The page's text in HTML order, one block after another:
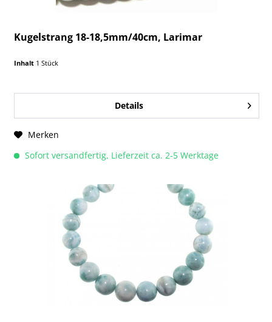
Kugelstrang 18-18,5mm/40cm, Larimar
Inhalt 1 Stück
Details
Merken
Sofort versandfertig, Lieferzeit ca. 2-5 Werktage